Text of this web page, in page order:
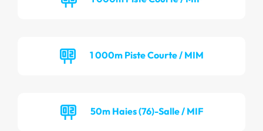
1 000m Piste Courte / MIM
50m Haies (76)-Salle / MIF